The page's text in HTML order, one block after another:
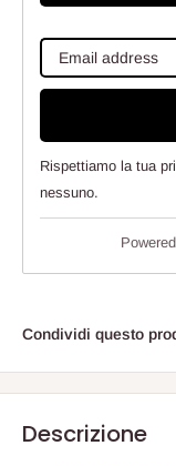
Rispettiamo la tua
nessuno.
Condividi questo
Descrizione